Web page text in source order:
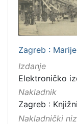
Zagreb :
Izdanje
Elektroničko
Nakladnik
Zagreb :
Nakladnički niz